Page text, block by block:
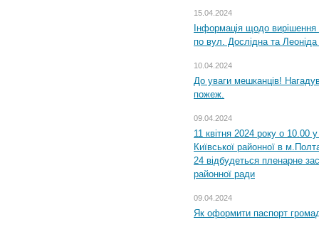
15.04.2024
Інформація щодо
по вул. Дослідна та Леоніда
10.04.2024
До уваги мешканців!
пожеж.
09.04.2024
11 квітня 2024 року о 10.00
Київської районної в
24 відбудеться пленарне
районної ради
09.04.2024
Як оформити паспорт